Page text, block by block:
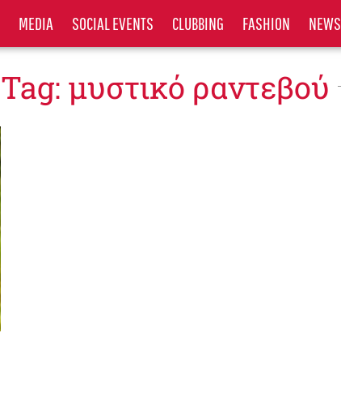
MEDIA SOCIAL EVENTS CLUBBING FASHION NEWS
Tag: μυστικό ραντεβού